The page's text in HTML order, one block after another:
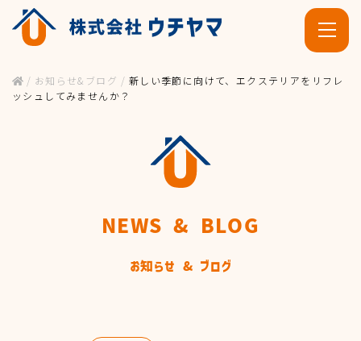
/ お知らせ&ブログ / 新しい季節に向けて、エクステリアをリフレ
ッシュしてみませんか？
NEWS & BLOG
お知らせ & ブログ